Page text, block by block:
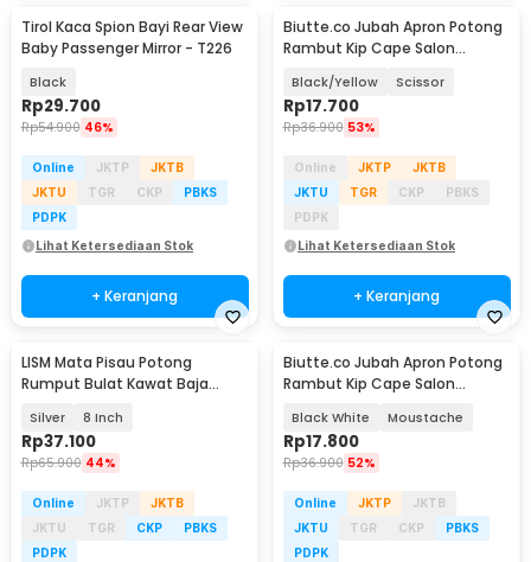
Tirol Kaca Spion Bayi Rear View
Baby Passenger Mirror - T226
Black
Rp29.700
Rp54.900 46%
Online JKTP
JKTB
JKTU
TGR CKP
PBKS
PDPK
Lihat Ketersediaan Stok
+ Keranjang
Biutte.co Jubah Apron Potong
Rambut Kip Cape Salon
Black/Yellow Scissor
Rp17.700
Rp36.900 53%
Online JKTP
JKTB
JKTU
TGR CKP
PBKS
PDPK
Lihat Ketersediaan Stok
+ Keranjang
LISM Mata Pisau Potong
Rumput Bulat Kawat Baja
Silver 8 Inch
Rp37.100
Rp65.900 44%
Online JKTP
JKTB
JKTU
TGR CKP
PBKS
PDPK
Biutte.co Jubah Apron Potong
Rambut Kip Cape Salon
Black White Moustache
Rp17.800
Rp36.900 52%
Online JKTP
JKTB
JKTU
TGR CKP
PBKS
PDPK